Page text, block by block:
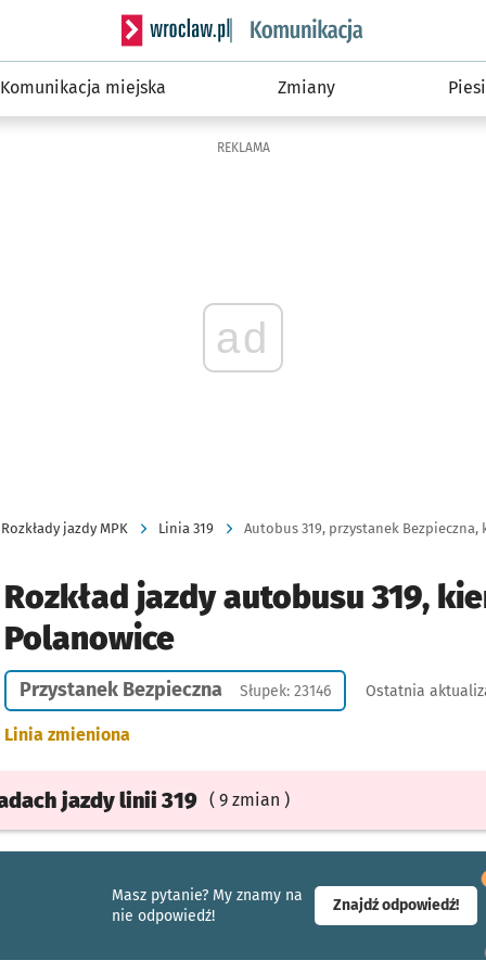
Serwis informacyjny wroclaw.pl podserwis:
Komunikacja miejska Zmiany Piesi
REKLAMA
ad
Rozkłady jazdy MPK Linia 319 Autobus 319, przystanek Bezpieczna,
Rozkład jazdy autobusu 319,
Polanowice
Przystanek Bezpieczna Słupek: 23146 Ostatnia
Linia zmieniona
jazdylinii 319 ( 9 zmian )
Masz pytanie? My znamy na
nie odpowiedź!
Znajdź odpowiedź!-